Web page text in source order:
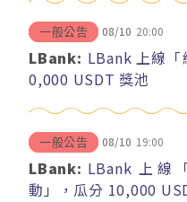
一般公告 08/10 20:00
LBank: LBank 上線
0,000 USDT 獎池
一般公告 08/10 19:00
LBank: LBank 上線
動」，瓜分 10,000